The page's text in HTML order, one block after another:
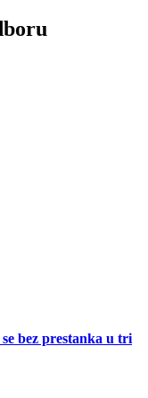
bez prestanka u tri